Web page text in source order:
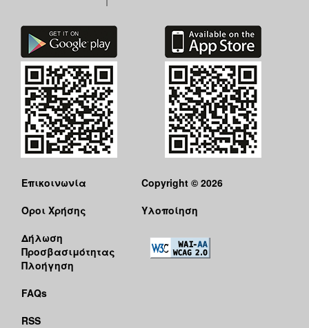
Επικοινωνία
Όροι Χρήσης
Δήλωση
Προσβασιμότητας
Πλοήγηση
FAQs
RSS
Copyright © 2026
Υλοποίηση